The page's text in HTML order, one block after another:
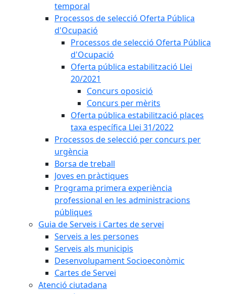
temporal
Processos de selecció Oferta Pública
d'Ocupació
Processos de selecció Oferta Pública
d'Ocupació
Oferta pública estabilització Llei
20/2021
Concurs oposició
Concurs per mèrits
Oferta pública estabilització places
taxa específica Llei 31/2022
Processos de selecció per concurs per
urgència
Borsa de treball
Joves en pràctiques
Programa primera experiència
professional en les administracions
públiques
Guia de Serveis i Cartes de servei
Serveis a les persones
Serveis als municipis
Desenvolupament Socioeconòmic
Cartes de Servei
Atenció ciutadana